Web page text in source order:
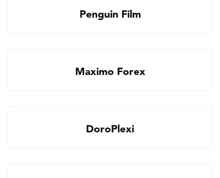
Penguin Film
Maximo Forex
DoroPlexi